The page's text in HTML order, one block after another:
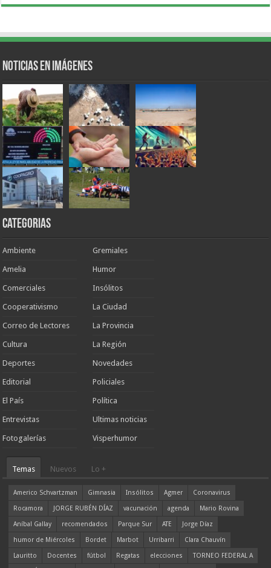
Noticias en Imágenes
Categorias
Ambiente
Amelia
Comerciales
Cooperativismo
Correo de Lectores
Cultura
Deportes
Editorial
El País
Entrevistas
Fotogalerías
Gremiales
Humor
Insólitos
La Ciudad
La Provincia
La Región
Novedades
Policiales
Política
Ultimas noticias
Visperhumor
Temas Nuevos Lo +
Americo Schvartzman Gimnasia Insólitos Agmer
Coronavirus
Rocamora
JORGE RUBÉN DÍAZ vacunación agenda
Mario Rovina
Aníbal Gallay
recomendados Parque Sur ATE
Jorge Díaz
humor de Miércoles
Bordet Marbot Urribarri
Clara Chauvín
Lauritto
Docentes fútbol Regatas elecciones
TORNEO FEDERAL A